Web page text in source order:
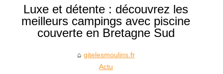
Luxe et détente : découvrez les
meilleurs campings avec piscine
couverte en Bretagne Sud
gitelesmoulins.fr
Actu